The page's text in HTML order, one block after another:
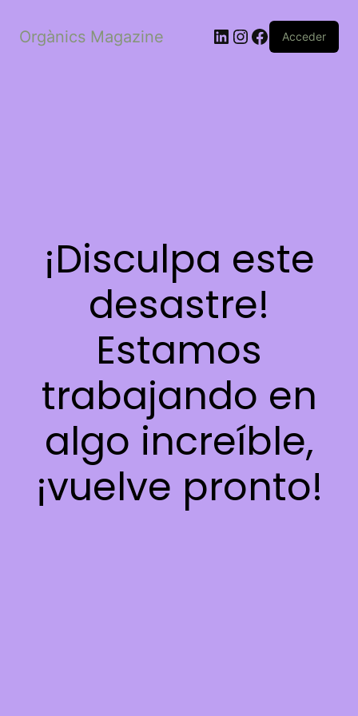
Orgànics Magazine LinkedIn
Instagram
Facebook
Acceder
¡Disculpa este
desastre!
Estamos
trabajando en
algo increíble,
¡vuelve pronto!